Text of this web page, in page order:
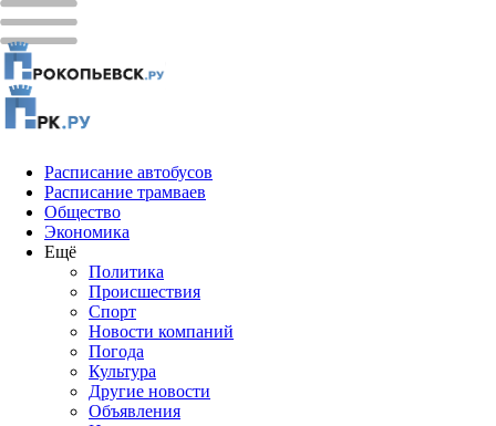
Расписание автобусов
Расписание трамваев
Общество
Экономика
Ещё
Политика
Проиcшествия
Спорт
Новости компаний
Погода
Культура
Другие новости
Объявления